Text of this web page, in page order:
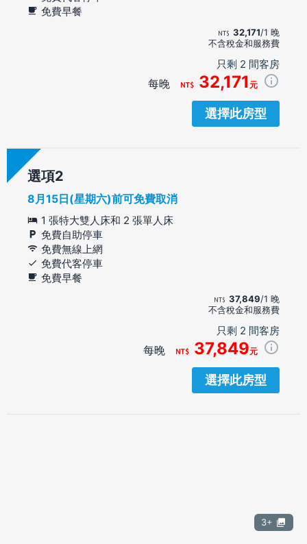
免費早餐
32,171/1 晚
不含稅金和服務費
只剩 2 間客房
每晚 32,171 元
選擇此房型
選項
8月15日(星期六)前可免費取消
1 張特大雙人床和 2 張單人床
免費自助停車
免費無線上網
免費代客停車
免費早餐
37,849/1 晚
不含稅金和服務費
只剩 2 間客房
每晚 37,849元
選擇此房型
3+